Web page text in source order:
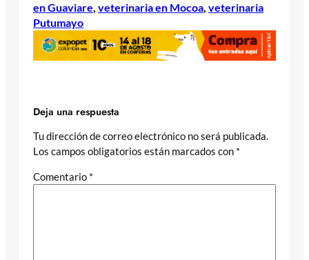
en Guaviare, veterinaria en Mocoa, veterinaria
Putumayo
Deja una respuesta
Tu dirección de correo electrónico no será publicada.
Los campos obligatorios están marcados con *
Comentario *